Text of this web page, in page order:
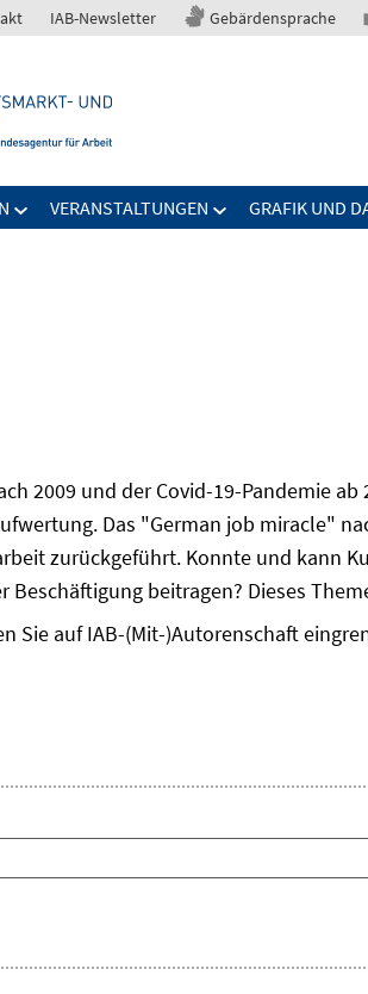
IAB-Newsletter Gebärdensprache
VERANSTALTUNGEN GRAFIK UND
2009 und der Covid-19-Pandemie
Das "German job miracle"
zurückgeführt. Konnte und kann
Beschäftigung beitragen? Dieses
Sie auf IAB-(Mit-)Autorenschaft